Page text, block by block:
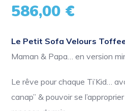
586,00 €
Le Petit Sofa Velours
Maman & Papa… en version
Le rêve pour chaque Ti’Kid…
canap” & pouvoir se